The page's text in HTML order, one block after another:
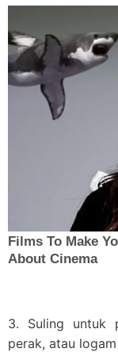
3. Suling untuk
perak, atau